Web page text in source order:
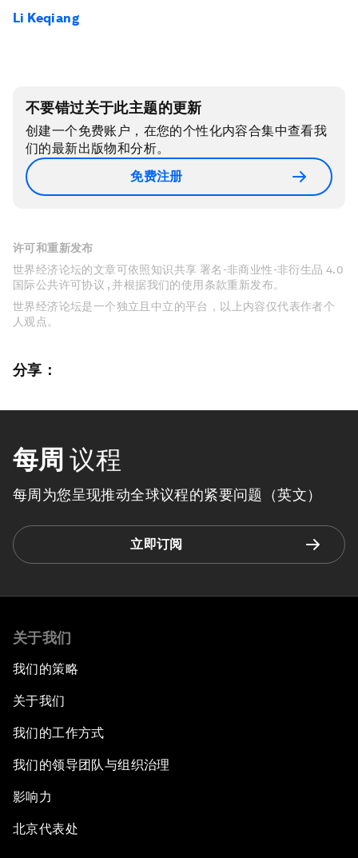
Li Keqiang
不要错过关于此主题的更新
创建一个免费账户，在您的个性化内容合集中查看我
们的最新出版物和分析。
免费注册
许可和重新发布
世界经济论坛的文章可依照知识共享 署名-非商业性-非衍生品 4.0
国际公共许可协议 , 并根据我们的使用条款重新发布。
世界经济论坛是一个独立且中立的平台，以上内容仅代表作者个
人观点。
分享：
每周 议程
每周为您呈现推动全球议程的紧要问题（英文）
立即订阅
关于我们
我们的策略
关于我们
我们的工作方式
我们的领导团队与组织治理
影响力
北京代表处